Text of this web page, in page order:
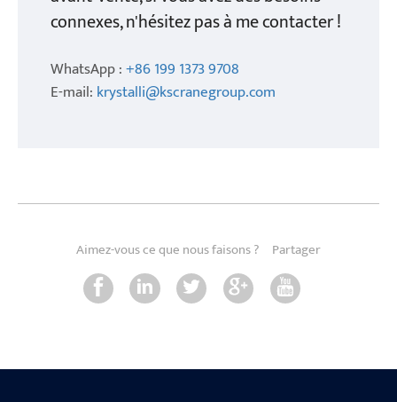
connexes, n'hésitez pas à me contacter !
WhatsApp :+86 199 1373 9708
E-mail: krystalli@kscranegroup.com
Aimez-vous ce que nous faisons ? Partager